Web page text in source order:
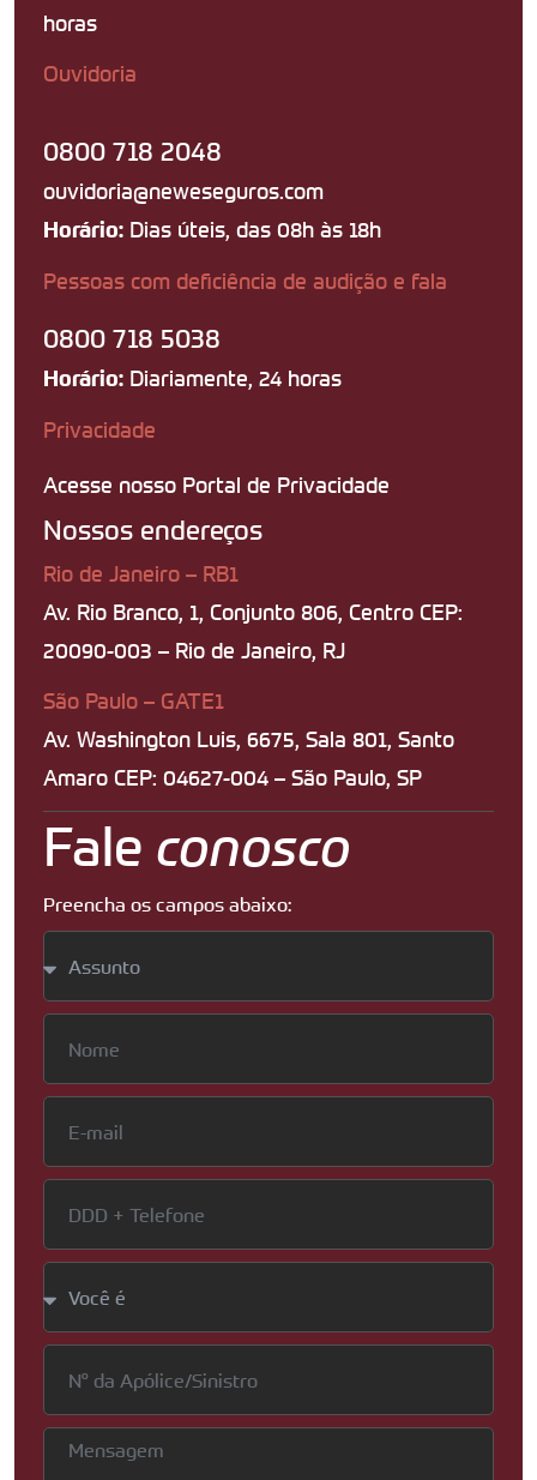
horas
Ouvidoria
0800 718 2048
ouvidoria@neweseguros.com
Horário: Dias úteis, das 08h às 18h
Pessoas com deficiência de audição e fala
0800 718 5038
Horário: Diariamente, 24 horas
Privacidade
Acesse nosso Portal de Privacidade
Nossos endereços
Rio de Janeiro – RB1
Av. Rio Branco, 1, Conjunto 806, Centro CEP:
20090-003 – Rio de Janeiro, RJ
São Paulo – GATE1
Av. Washington Luis, 6675, Sala 801, Santo
Amaro CEP: 04627-004 – São Paulo, SP
Fale conosco
Preencha os campos abaixo: